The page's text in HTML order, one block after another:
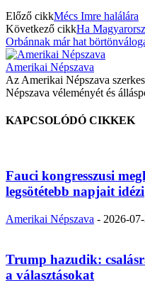
Előző cikkMécs Imre halálára
Következő cikkHa
Orbánnak már hat
Amerikai Népszava
Az Amerikai Népszava
Népszava véleményét és
KAPCSOLÓDÓ CIKKEK
Fauci kongresszusi
legsötétebb napjait idézi
Amerikai Népszava - 2026-
Trump hazudik:
a választásokat